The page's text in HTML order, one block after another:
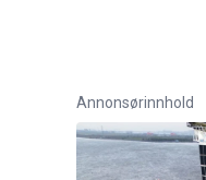
Annonsørinnhold